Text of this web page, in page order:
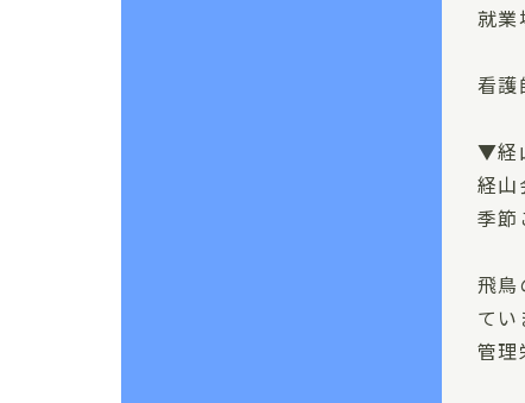
就業
看護
▼経
経山
季節
飛鳥
てい
管理